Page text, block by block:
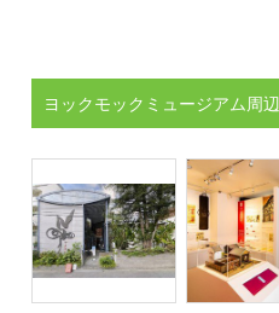
ヨックモックミュージアム周